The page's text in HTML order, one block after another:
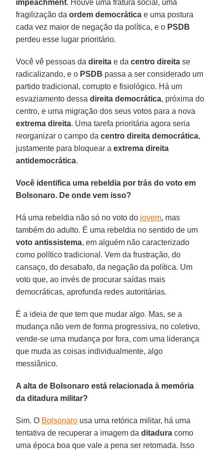
impeachment. Houve uma fratura social, uma
fragilização daordem democrática e uma postura
cada vez maior de negação da política, e o PSDB
perdeu esse lugar prioritário.
Você vê pessoas dadireitae da centro direita se
radicalizando, e o PSDB passa a ser considerado um
partido tradicional, corrupto e fisiológico. Há um
esvaziamento dessadireita democrática, próxima do
centro, e uma migração dos seus votos para a nova
extrema direita. Uma tarefa prioritária agora seria
reorganizar o campo dacentro direita democrática,
justamente para bloquear aextrema direita
antidemocrática.
Você identifica uma rebeldia por trás do voto em
Bolsonaro. De onde vem isso?
Há uma rebeldia não só no voto do jovem, mas
também do adulto. É uma rebeldia no sentido de um
voto antissistema, em alguém não caracterizado
como político tradicional. Vem da frustração, do
cansaço, do desabafo, da negação da política. Um
voto que, ao invés de procurar saídas mais
democráticas, aprofunda redes autoritárias.
É a ideia de que tem que mudar algo. Mas, se a
mudança não vem de forma progressiva, no coletivo,
vende-se uma mudança por fora, com uma liderança
que muda as coisas individualmente, algo
messiânico.
A alta de Bolsonaro está relacionada à memória
da ditadura militar?
Sim. O Bolsonaro usa uma retórica militar, há uma
tentativa de recuperar a imagem daditadura como
uma época boa que vale a pena ser retomada. Isso